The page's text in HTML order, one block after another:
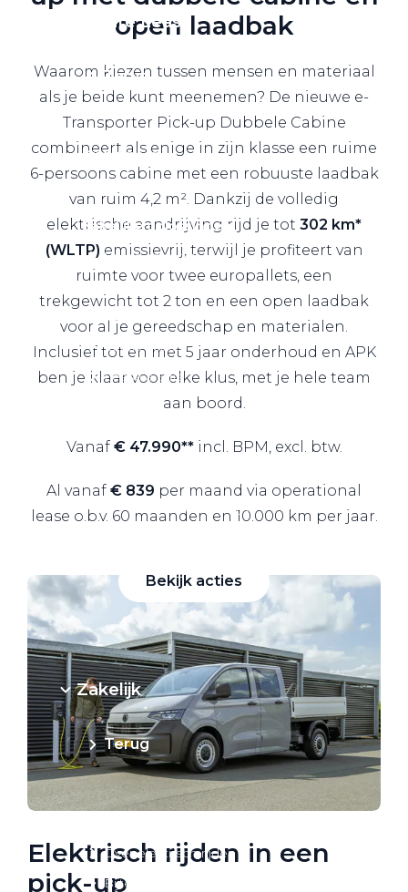
Private Lease
Terug
Direct naar
Zakelijke oplossingen
Lease aanbod
Leasevormen
Berijdersinfo
Lease acties
Lease a Bike
Profiteer van zakelijk
Bekijk acties
Zakelijk
Terug
Over elektrisch rijden
Bijtelling en belastingvoordelen
open laadbak
Waarom kiezen tussen mensen en materiaal
als je beide kunt meenemen? De nieuwe e-
Transporter Pick-up Dubbele Cabine
combineert als enige in zijn klasse een ruime
6-persoons cabine met een robuuste laadbak
van ruim 4,2 m². Dankzij de volledig
elektrische aandrijving rijd je tot 302 km*
(WLTP) emissievrij, terwijl je profiteert van
ruimte voor twee europallets, een
trekgewicht tot 2 ton en een open laadbak
voor al je gereedschap en materialen.
Inclusief tot en met 5 jaar onderhoud en APK
ben je klaar voor elke klus, met je hele team
aan boord.
Vanaf € 47.990**incl. BPM, excl. btw.
Al vanaf € 839 per maand via operational
lease o.b.v. 60 maanden en 10.000 km per jaar.
Elektrisch rijden in een
pick-up